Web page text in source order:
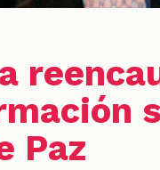
Paz